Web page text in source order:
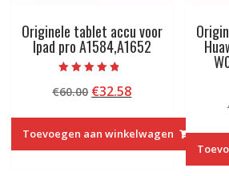
Originele tablet accu voor
Ipad pro A1584,A1652
met
4.50
€60.00 Oorspronkelijke
was:
€60.00.
€32.58Huidige
is:
€32.58.
Toevoegen aan winkelwagen